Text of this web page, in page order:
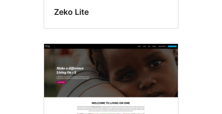
Zeko Lite